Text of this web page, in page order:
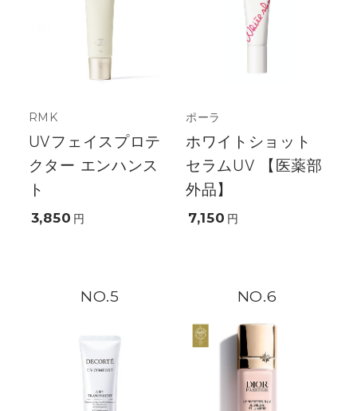
RMK
UVフェイスプロテ
クター エンハンス
ト
3,850 円
ポーラ
ホワイトショット
セラムUV 【医薬部
外品】
7,150 円
5 6